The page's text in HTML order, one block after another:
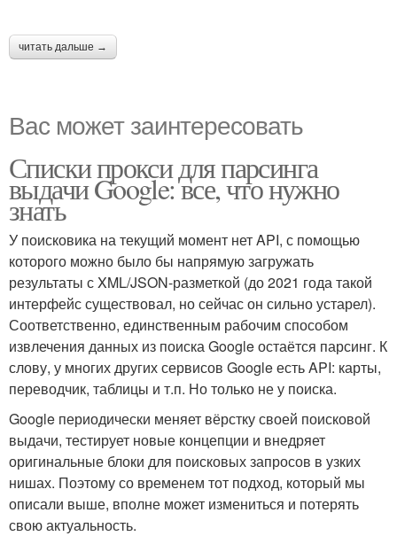
читать дальше →
Вас может заинтересовать
Списки прокси для парсинга
выдачи Google: все, что нужно
знать
У поисковика на текущий момент нет API, с помощью
которого можно было бы напрямую загружать
результаты с XML/JSON-разметкой (до 2021 года такой
интерфейс существовал, но сейчас он сильно устарел).
Соответственно, единственным рабочим способом
извлечения данных из поиска Google остаётся парсинг. К
слову, у многих других сервисов Google есть API: карты,
переводчик, таблицы и т.п. Но только не у поиска.
Google периодически меняет вёрстку своей поисковой
выдачи, тестирует новые концепции и внедряет
оригинальные блоки для поисковых запросов в узких
нишах. Поэтому со временем тот подход, который мы
описали выше, вполне может измениться и потерять
свою актуальность.